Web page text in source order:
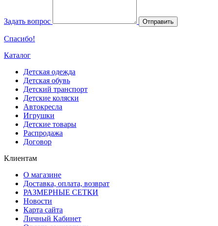
Задать вопрос Отправить
Спасибо!
Каталог
Детская одежда
Детская обувь
Детский транспорт
Детские коляски
Автокресла
Игрушки
Детские товары
Распродажа
Договор
Клиентам
О магазине
Доставка, оплата, возврат
РАЗМЕРНЫЕ СЕТКИ
Новости
Карта сайта
Личный Кабинет